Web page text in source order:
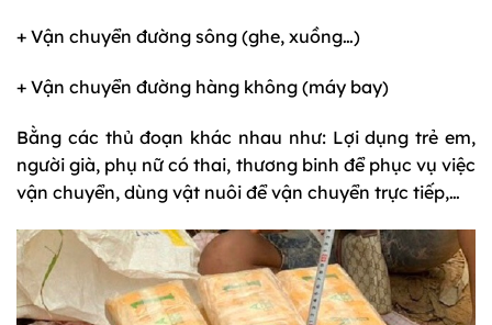
+ Vận chuyển đường sông (ghe, xuồng…)
+ Vận chuyển đường hàng không (máy bay)
Bằng các thủ đoạn khác nhau như: Lợi dụng trẻ em,
người già, phụ nữ có thai, thương binh để phục vụ việc
vận chuyển, dùng vật nuôi để vận chuyển trực tiếp,…